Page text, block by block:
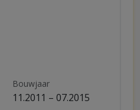
Bouwjaar
11.2011 – 07.2015